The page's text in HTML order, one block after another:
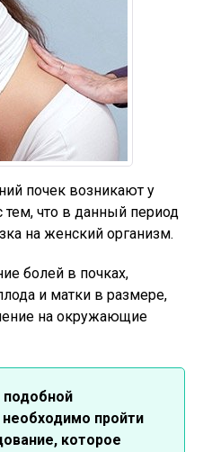
почек возникают у
что в данный период
на женский организм.
болей в почках,
и матки в размере,
на окружающие
подобной
пройти
которое